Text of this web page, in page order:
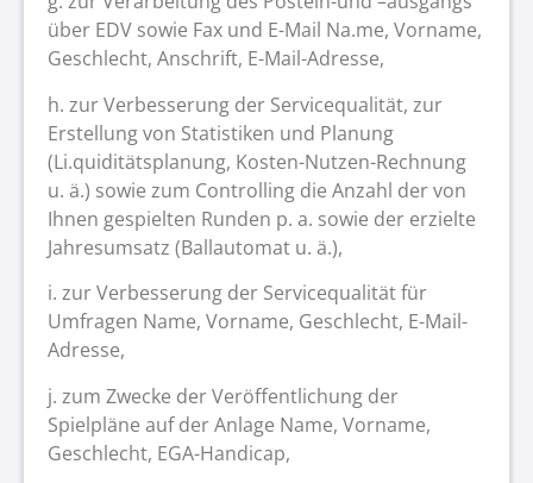
über EDV sowie Fax und E-Mail Na.me, Vorname,
Geschlecht, Anschrift, E-Mail-Adresse,
h. zur Verbesserung der Servicequalität, zur
Erstellung von Statistiken und Planung
(Li.quiditätsplanung, Kosten-Nutzen-Rechnung
u. ä.) sowie zum Controlling die Anzahl der von
Ihnen gespielten Runden p. a. sowie der erzielte
Jahresumsatz (Ballautomat u. ä.),
i. zur Verbesserung der Servicequalität für
Umfragen Name, Vorname, Geschlecht, E-Mail-
Adresse,
j. zum Zwecke der Veröffentlichung der
Spielpläne auf der Anlage Name, Vorname,
Geschlecht, EGA-Handicap,